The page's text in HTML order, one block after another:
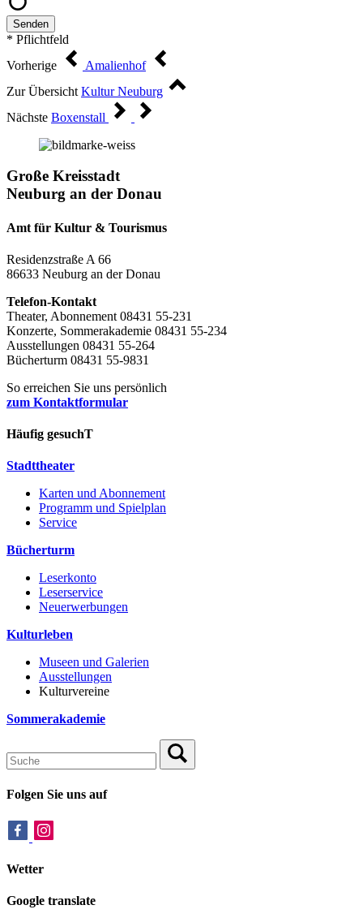
Senden
* Pflichtfeld
Vorherige
Amalienhof
Zur Übersicht Kultur Neuburg
Nächste Boxenstall
Große Kreisstadt
Neuburg an der Donau
Amt für Kultur & Tourismus
Residenzstraße A 66
86633 Neuburg an der Donau
Telefon-Kontakt
Theater, Abonnement 08431 55-231
Konzerte, Sommerakademie 08431 55-234
Ausstellungen 08431 55-264
Bücherturm 08431 55-9831
So erreichen Sie uns persönlich
zum Kontaktformular
Häufig gesuchT
Stadttheater
Karten und Abonnement
Programm und Spielplan
Service
Bücherturm
Leserkonto
Leserservice
Neuerwerbungen
Kulturleben
Museen und Galerien
Ausstellungen
Kulturvereine
Sommerakademie
Folgen Sie uns auf
Wetter
Google translate